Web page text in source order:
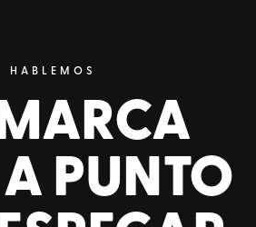
HABLEMOS
A PUNTO